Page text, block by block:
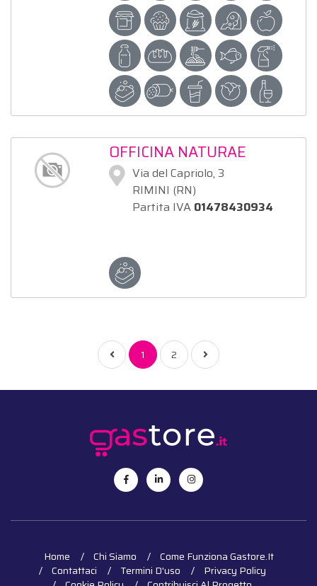
OFFICINA NATURAE
Via del Capriolo, 3
RIMINI (RN)
Partita IVA 01478430934
1 2
Home Chi Siamo
Come Funziona Gastore.it
Contattaci
Termini D'uso
Privacy Policy